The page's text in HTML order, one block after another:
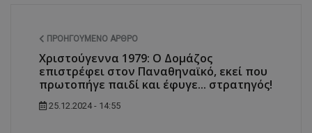
ΠΡΟΗΓΟΎΜΕΝΟ ΆΡΘΡΟ
Χριστούγεννα 1979: Ο Δομάζος
επιστρέφει στον Παναθηναϊκό, εκεί που
πρωτοπήγε παιδί και έφυγε... στρατηγός!
25.12.2024 - 14:55